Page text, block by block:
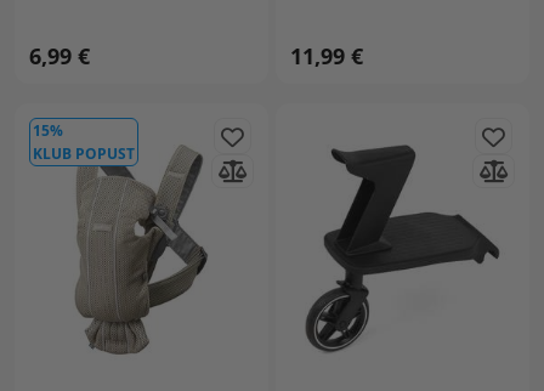
6,99 € 11,99 €
15%
KLUB POPUST